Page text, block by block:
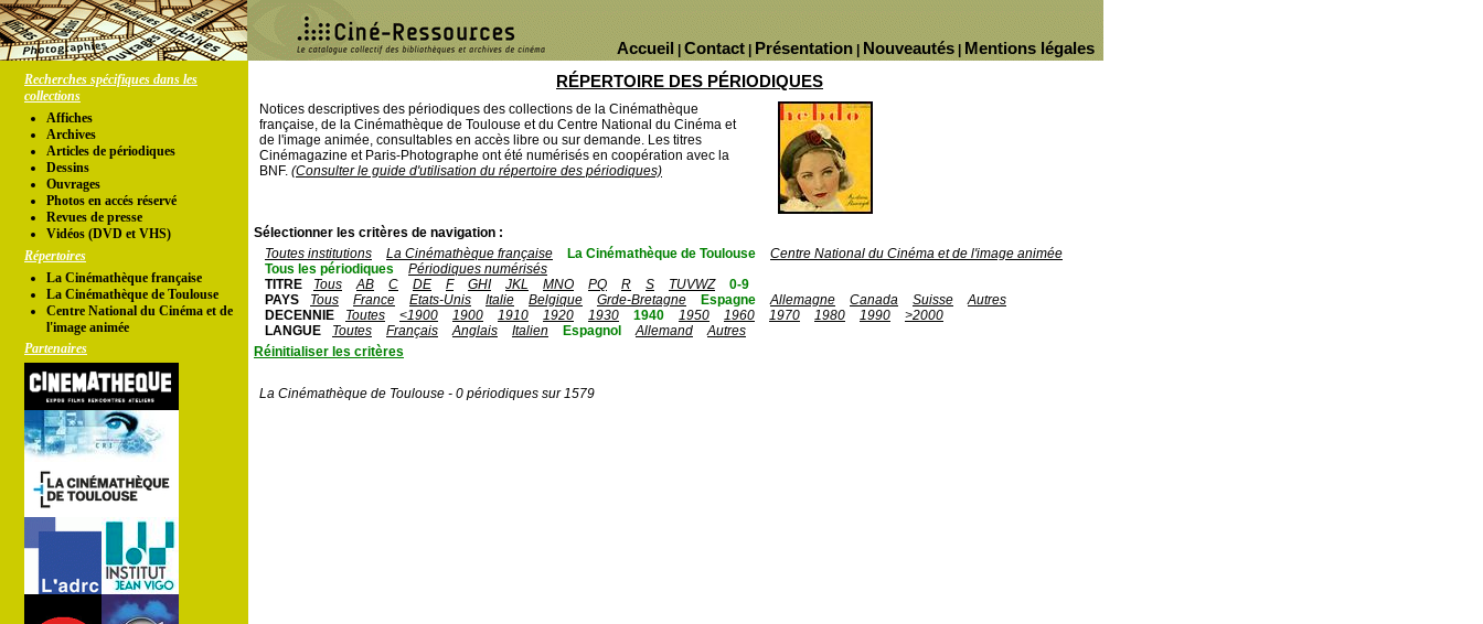
Mentions légales
Nouveautés
Présentation
Contact
Accueil
Recherches spécifiques dans les
collections
Affiches
Archives
Articles de périodiques
Dessins
Ouvrages
Photos en accés réservé
Revues de presse
Vidéos (DVD et VHS)
Répertoires
La Cinémathèque française
La Cinémathèque de Toulouse
Centre National du Cinéma et de
l'image animée
Partenaires
RÉPERTOIRE DES PÉRIODIQUES
Notices descriptives des périodiques des collections de la Cinémathèque
française, de la Cinémathèque de Toulouse et du Centre National du Cinéma et
de l'image animée, consultables en accès libre ou sur demande. Les titres
Cinémagazine et Paris-Photographe ont été numérisés en coopération avec la
BNF. (Consulter le guide d'utilisation du répertoire des périodiques)
Sélectionner les critères de navigation :
Toutes institutions
La Cinémathèque française La Cinémathèque de Toulouse
Centre National du Cinéma et de l'image animée
Tous les périodiques
Périodiques numérisés
TITRE
Tous AB C DE F GHI JKL MNO PQ R S TUVWZ
0-9
PAYS
Tous France Etats-Unis Italie Belgique Grde-Bretagne Espagne Allemagne Canada Suisse
Autres
DECENNIE
Toutes <1900 1900 1910 1920 1930 1940 1950 1960 1970 1980 1990
>2000
LANGUE
Toutes Français Anglais Italien Espagnol Allemand
Autres
Réinitialiser les critères
La Cinémathèque de Toulouse - 0 périodiques sur 1579